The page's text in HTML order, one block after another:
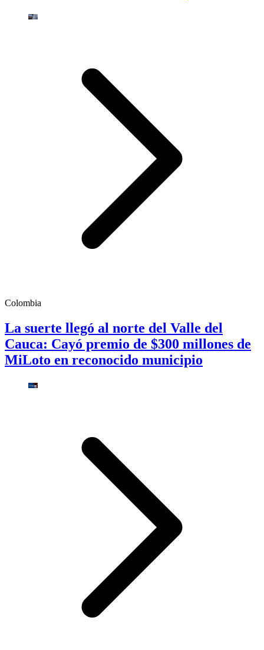
Colombia
La suerte llegó al norte del Valle del
Cauca: Cayó premio de $300 millones de
MiLoto en reconocido municipio